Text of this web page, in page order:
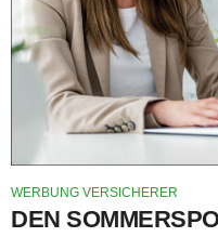
WERBUNG VERSICHERER
DEN